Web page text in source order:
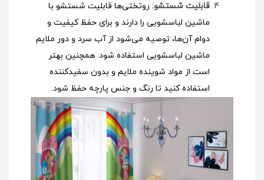
قابلیت شستشو: روتختی‌ها قابلیت شستشو با
ماشین لباسشویی را دارند و برای حفظ کیفیت و
دوام آن‌ها، توصیه می‌شود از آب سرد و دور ملایم
ماشین لباسشویی استفاده شود. همچنین بهتر
است از مواد شوینده ملایم و بدون سفیدکننده
استفاده کنید تا رنگ و جنس پارچه حفظ شود.